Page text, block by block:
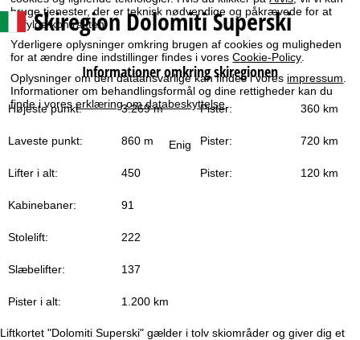
bruge tjenester, der er teknisk nødvendige og påkrævede for at
opfylde kontrakten.
Yderligere oplysninger omkring brugen af cookies og muligheden
for at ændre dine indstillinger findes i voresCookie-Policy
Oplysninger om den dataansvarlige kan findes i vores impressum
Informationer om behandlingsformål og dine rettigheder kan du
finde i voreserklæring om databeskyttelse
Enig
t
a
r
t
s
Skiregion Dolomiti Superski
Informationer omkring skiregionen
Højeste punkt: 3.269 m Pister: 360 km
Laveste punkt: 860 m Pister: 720 km
Lifter i alt: 450 Pister: 120 km
Kabinebaner: 91
Stolelift: 222
Slæbelifter: 137
Pister i alt: 1.200 km
Liftkortet "Dolomiti Superski" gælder i tolv skiområder og giver dig et